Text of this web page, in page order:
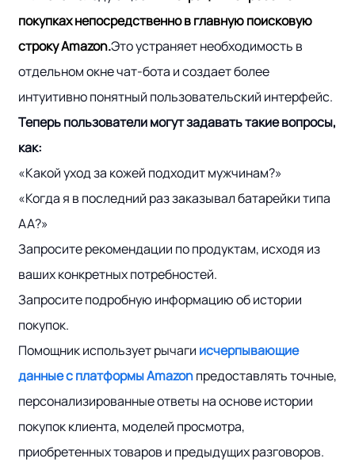
покупках непосредственно в главную поисковую
строку Amazon.Это устраняет необходимость в
отдельном окне чат-бота и создает более
интуитивно понятный пользовательский интерфейс.
Теперь пользователи могут задавать такие вопросы,
как:
«Какой уход за кожей подходит мужчинам?»
«Когда я в последний раз заказывал батарейки типа
АА?»
Запросите рекомендации по продуктам, исходя из
ваших конкретных потребностей.
Запросите подробную информацию об истории
покупок.
Помощник использует рычаги исчерпывающие
данные с платформы Amazonпредоставлять точные,
персонализированные ответы на основе истории
покупок клиента, моделей просмотра,
приобретенных товаров и предыдущих разговоров.